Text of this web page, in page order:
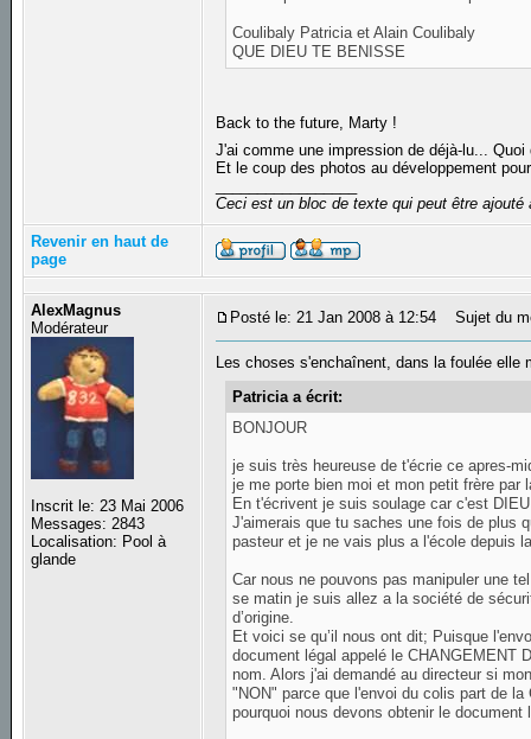
Coulibaly Patricia et Alain Coulibaly
QUE DIEU TE BENISSE
Back to the future, Marty !
J'ai comme une impression de déjà-lu...
Et le coup des photos au développement
Ceci est un bloc de texte qui peut être
Revenir en haut de
page
AlexMagnus
Modérateur
Inscrit le: 23 Mai 2006
Messages: 2843
Localisation: Pool à
glande
Posté le: 21 Jan 2008 à 12:54 Sujet du
Les choses s'enchaînent, dans la foulée
Patricia a écrit:
BONJOUR
je suis très heureuse de t'écrie ce apres-
je me porte bien moi et mon petit frère par
En t'écrivent je suis soulage car c'est
J'aimerais que tu saches une fois de plus
pasteur et je ne vais plus a l'école depuis
Car nous ne pouvons pas manipuler une
se matin je suis allez a la société de
d’origine.
Et voici se qu’il nous ont dit; Puisque
document légal appelé le CHANGEMENT
nom. Alors j'ai demandé au directeur si
"NON" parce que l'envoi du colis part de
pourquoi nous devons obtenir le document